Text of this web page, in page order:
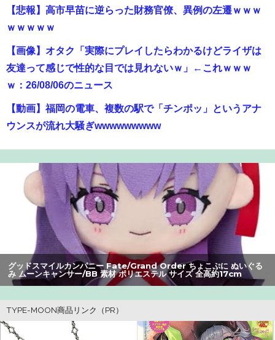
【悲報】高市早苗に逆らった財務官僚、異例の左遷ｗｗｗ
ｗｗｗｗｗ
【画像】オタク「実際にプレイしたらわかるけどライザは
友達って感じで性的な目では見れないｗ」←これｗｗｗ
ｗ：26/08/06のニュース
【動画】福岡の電車、複数の駅で「チンポッ」というアナ
ウンスが流れ大騒ぎwwwwwwwww
【爆笑】最近のオスガキ、名前がダサすぎるｗｗｗｗ ：
26/08/05のニュース
【悲報】ショートスリーパー堀さん、対面で高須幹弥にブ
チギレるｗｗｗｗ
【画像】美人すぎる女医、ガチで見つかる。めちゃくちゃ
いいべｗｗｗｗ ：26/08/04のニュース
【画像】山ガールさん、山でラーメンを食べたらおじさん
に怒られるｗｗｗ
【朗報】アマガミの棚町薫さん、最新絵でめっちゃ可愛く
なる：26/08/03のニュース
グッドスマイルカンパニー Fate/Grand Order ちょこぷに ぬいぐる
み ムーンキャンサー/BB 素材 ポリエステル サイズ 全高約17cm